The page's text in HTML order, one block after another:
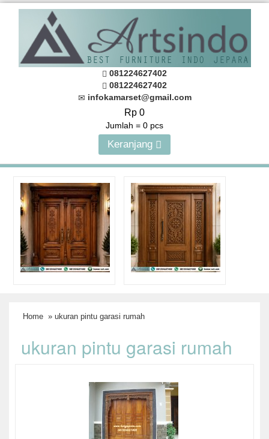
081224627402
081224627402
infokamarset@gmail.com
Rp 0
Jumlah = 0 pcs
Keranjang
Home » ukuran pintu garasi rumah
ukuran pintu garasi rumah